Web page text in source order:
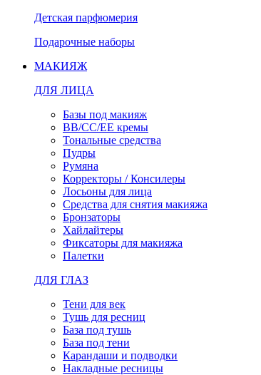
Детская парфюмерия
Подарочные наборы
МАКИЯЖ
ДЛЯ ЛИЦА
Базы под макияж
BB/CC/EE кремы
Тональные средства
Пудры
Румяна
Корректоры / Консилеры
Лосьоны для лица
Средства для снятия макияжа
Бронзаторы
Хайлайтеры
Фиксаторы для макияжа
Палетки
ДЛЯ ГЛАЗ
Тени для век
Тушь для ресниц
База под тушь
База под тени
Карандаши и подводки
Накладные ресницы